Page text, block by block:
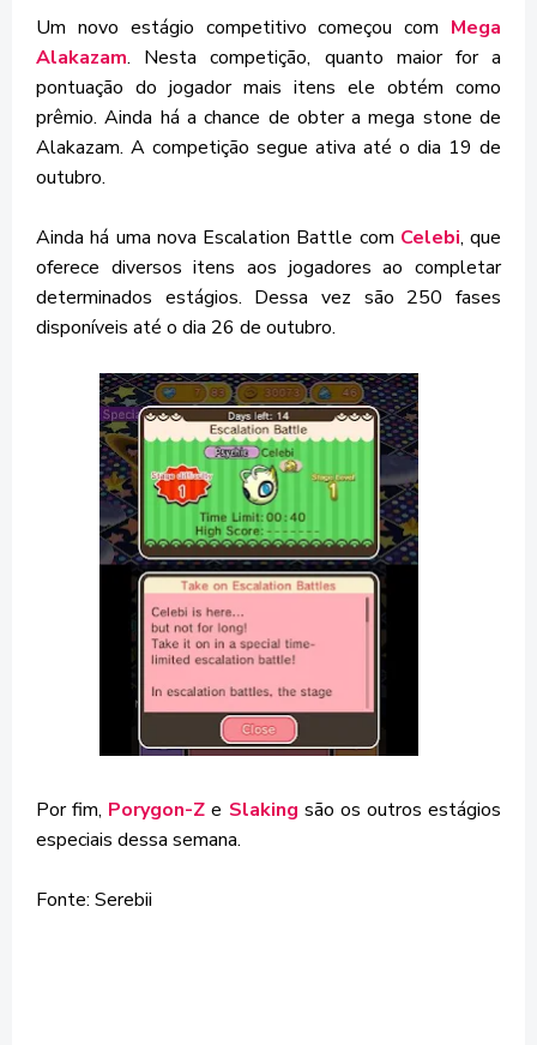
Um novo estágio competitivo começou com Mega
Alakazam. Nesta competição, quanto maior for a
pontuação do jogador mais itens ele obtém como
prêmio. Ainda há a chance de obter a mega stone de
Alakazam. A competição segue ativa até o dia 19 de
outubro.
Ainda há uma nova Escalation Battle com Celebi, que
oferece diversos itens aos jogadores ao completar
determinados estágios. Dessa vez são 250 fases
disponíveis até o dia 26 de outubro.
Por fim, Porygon-Z e Slaking são os outros estágios
especiais dessa semana.
Fonte: Serebii